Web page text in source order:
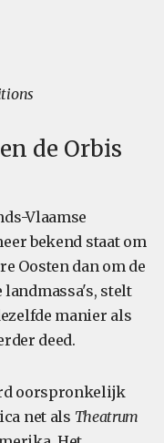
de Orbis
Vlaamse
bekend staat om
Oosten dan om de
stelt
manier als
deed.
oorspronkelijk
net als Theatrum